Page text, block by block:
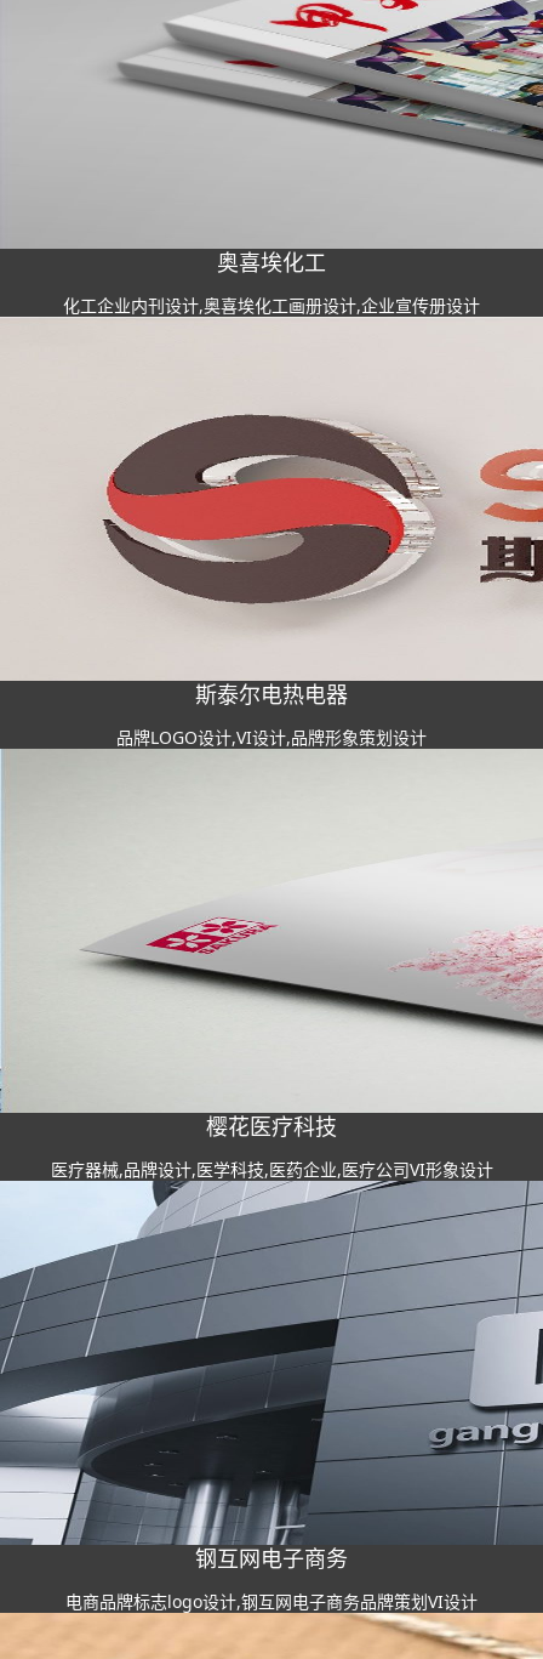
奥喜埃化工
化工企业内刊设计,奥喜埃化工画册设计,企业宣传册设计
斯泰尔电热电器
品牌LOGO设计,VI设计,品牌形象策划设计
樱花医疗科技
医疗器械,品牌设计,医学科技,医药企业,医疗公司VI形象设计
钢互网电子商务
电商品牌标志logo设计,钢互网电子商务品牌策划VI设计